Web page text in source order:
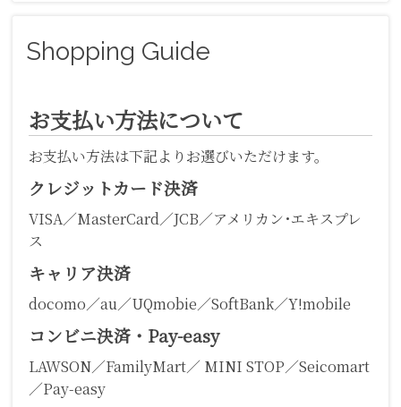
Shopping Guide
お支払い方法について
お支払い方法は下記よりお選びいただけます。
クレジットカード決済
VISA／MasterCard／JCB／アメリカン･エキスプレ
ス
キャリア決済
docomo／au／UQmobie／SoftBank／Y!mobile
コンビニ決済・Pay-easy
LAWSON／FamilyMart／ MINI STOP／Seicomart
／Pay-easy